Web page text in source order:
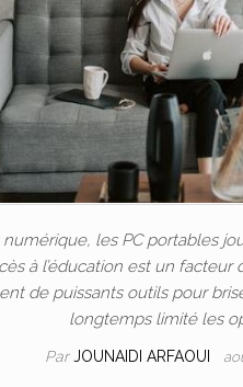
les PC portables
à l’éducation est un
de puissants outils pour
longtemps limité les
ParJOUNAIDI ARFAOUI